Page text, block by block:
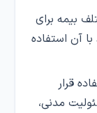
بیمه برای
آن استفاده
قرار
مدنی،